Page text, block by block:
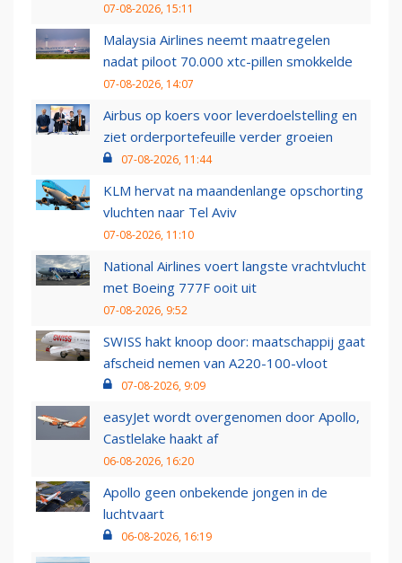
07-08-2026, 15:11
Malaysia Airlines neemt maatregelen
nadat piloot 70.000 xtc-pillen smokkelde
07-08-2026, 14:07
Airbus op koers voor leverdoelstelling en
ziet orderportefeuille verder groeien
07-08-2026, 11:44
KLM hervat na maandenlange opschorting
vluchten naar Tel Aviv
07-08-2026, 11:10
National Airlines voert langste vrachtvlucht
met Boeing 777F ooit uit
07-08-2026, 9:52
SWISS hakt knoop door: maatschappij gaat
afscheid nemen van A220-100-vloot
07-08-2026, 9:09
easyJet wordt overgenomen door Apollo,
Castlelake haakt af
06-08-2026, 16:20
Apollo geen onbekende jongen in de
luchtvaart
06-08-2026, 16:19